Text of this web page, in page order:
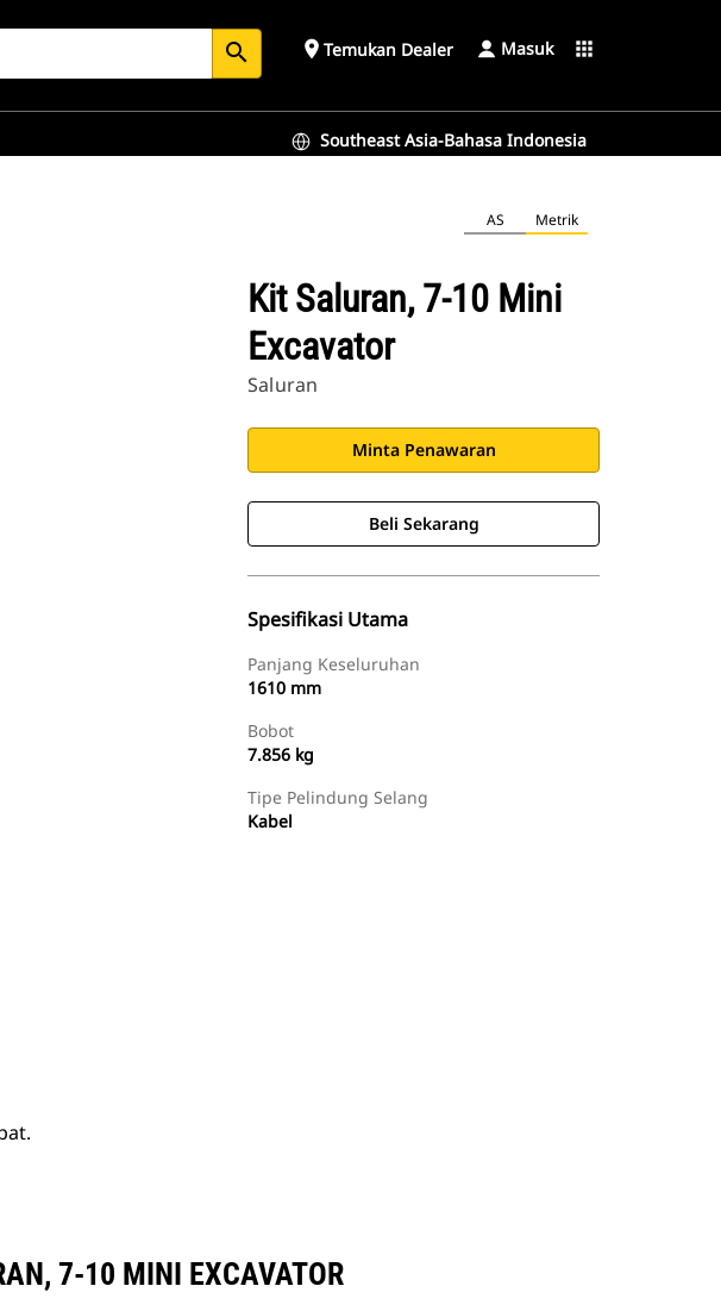
search place Temukan Dealer Masuk apps
Southeast Asia-Bahasa Indonesia
AS Metrik
Kit Saluran, 7-10 Mini
Excavator
Saluran
Minta Penawaran
Beli Sekarang
Spesifikasi Utama
Panjang Keseluruhan
1610 mm
Bobot
7.856 kg
Tipe Pelindung Selang
Kabel
7-10 MINI EXCAVATOR